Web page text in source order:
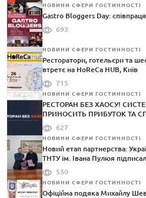
НОВИНИ СФЕРИ ГОСТИННОСТІ
Gastro Bloggers Day:
693
НОВИНИ СФЕРИ ГОСТИННОСТІ
Ресторатори, готельєри та
втретє на HoReCa HUB, Київ
715
НОВИНИ СФЕРИ ГОСТИННОСТІ
РЕСТОРАН БЕЗ ХАОСУ!
ПРИНОСИТЬ ПРИБУТОК ТА
627
НОВИНИ СФЕРИ ГОСТИННОСТІ
Новий етап партнерства:
ТНТУ ім. Івана Пулюя
530
НОВИНИ СФЕРИ ГОСТИННОСТІ
Офіційна подяка Михайлу